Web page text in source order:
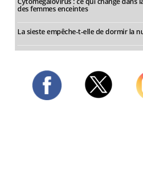
des femmes enceintes
La sieste empêche-t-elle de dormir la